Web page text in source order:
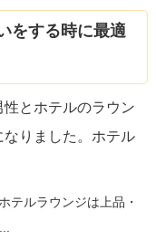
をする時に最適
とホテルのラウン
りました。ホテル
テルラウンジは上品・